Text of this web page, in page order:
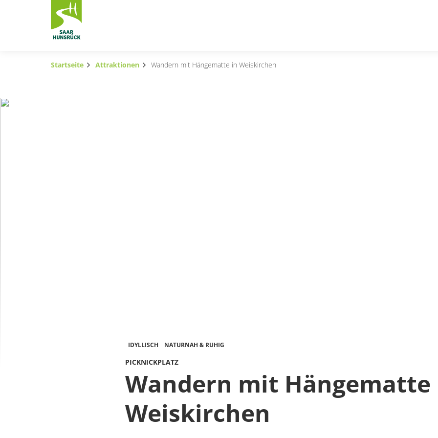
Zum Hauptinhalt springen
Subnavigation umschalten
Startseite Attraktionen Wandern mit Hängematte in Weiskirchen
IDYLLISCH NATURNAH & RUHIG
PICKNICKPLATZ
Wandern mit Hängematte
Weiskirchen